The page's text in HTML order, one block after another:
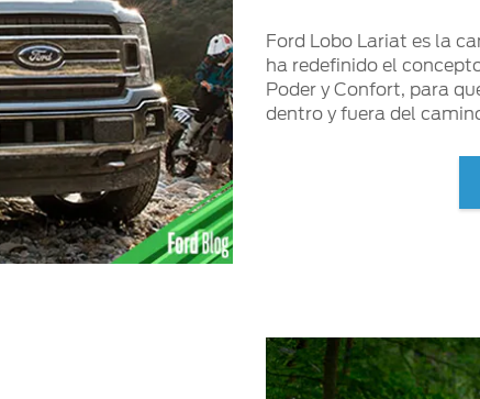
Ford Lobo Lariat es la
ha redefinido el
Poder y Confort, para
dentro y fuera del